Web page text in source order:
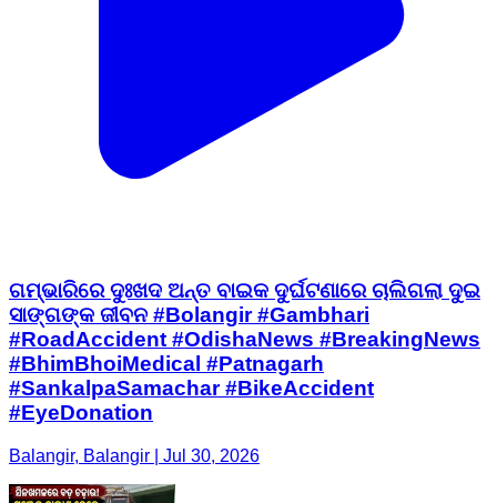
ଗମ୍ଭାରିରେ ଦୁଃଖଦ ଅନ୍ତ ବାଇକ ଦୁର୍ଘଟଣାରେ ଚାଲିଗଲା ଦୁଇ
ସାଙ୍ଗଙ୍କ ଜୀବନ #Bolangir #Gambhari
#RoadAccident #OdishaNews #BreakingNews
#BhimBhoiMedical #Patnagarh
#SankalpaSamachar #BikeAccident
#EyeDonation
Balangir, Balangir | Jul 30, 2026